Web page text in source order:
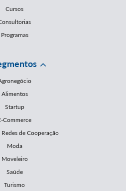
Cursos
Programas
Alimentos
Startup
Commerce
de Cooperação
Moda
Moveleiro
Saúde
Turismo